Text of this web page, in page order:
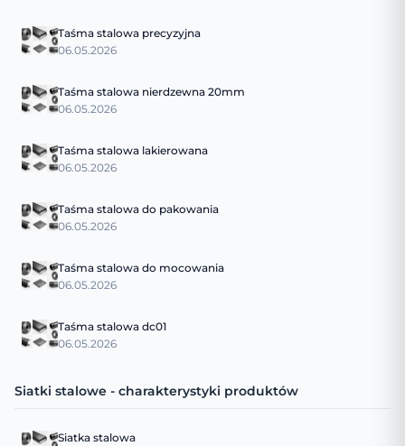
Taśma stalowa precyzyjna
06.05.2026
Taśma stalowa nierdzewna 20mm
06.05.2026
Taśma stalowa lakierowana
06.05.2026
Taśma stalowa do pakowania
06.05.2026
Taśma stalowa do mocowania
06.05.2026
Taśma stalowa dc01
06.05.2026
Siatki stalowe - charakterystyki produktów
Siatka stalowa